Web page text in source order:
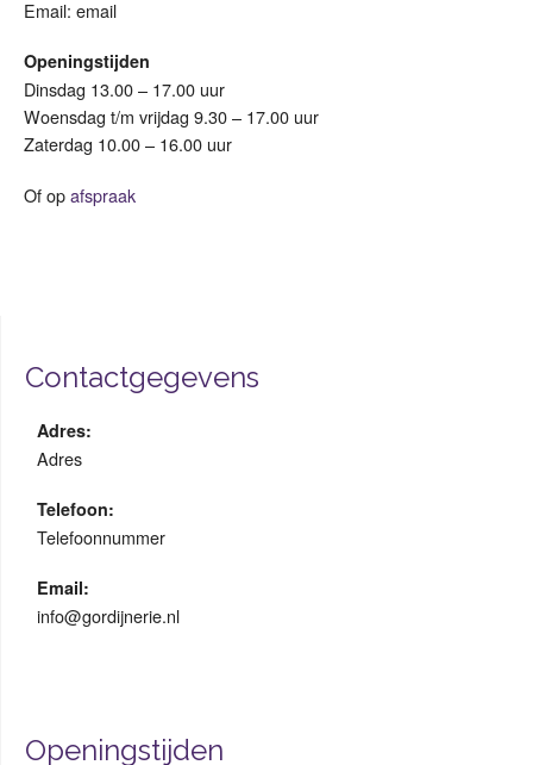
Email: email
Openingstijden
Dinsdag 13.00 – 17.00 uur
Woensdag t/m vrijdag 9.30 – 17.00 uur
Zaterdag 10.00 – 16.00 uur
Of opafspraak
Contactgegevens
Adres:
Adres
Telefoon:
Telefoonnummer
Email:
info@gordijnerie.nl
Openingstijden